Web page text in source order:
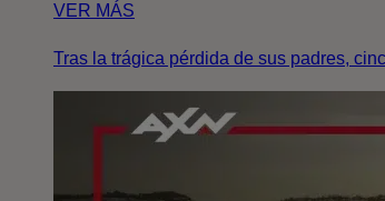
VER MÁS
Tras la trágica pérdida de sus padres,